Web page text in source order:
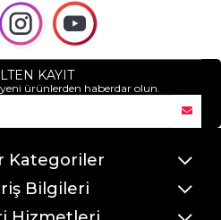
KAYIT
ürünlerden haberdar olun.
Kategoriler
Bilgileri